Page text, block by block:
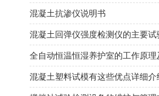
混凝土抗渗仪说明书
混凝土回弹仪强度检测仪的主要试
全自动恒温恒湿养护室的工作原理